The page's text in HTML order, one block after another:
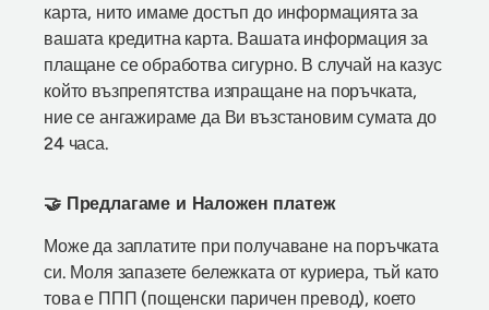
карта, нито имаме достъп до информацията за
вашата кредитна карта. Вашата информация за
плащане се обработва сигурно. В случай на казус
който възпрепятства изпращане на поръчката,
ние се ангажираме да Ви възстановим сумата до
24 часа.
🤝 Предлагаме и Наложен платеж
Може да заплатите при получаване на поръчката
си. Моля запазете бележката от куриера, тъй като
това е ППП (пощенски паричен превод), което